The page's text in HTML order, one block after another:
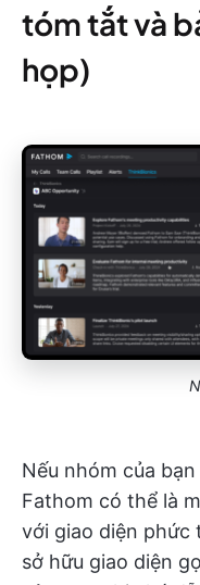
tóm tắt và
họp)
Nếu nhóm của
Fathom có thể là
với giao diện phức
sở hữu giao diện